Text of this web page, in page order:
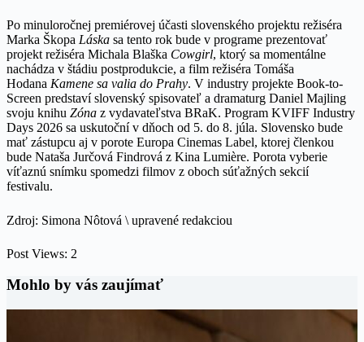
Po minuloročnej premiérovej účasti slovenského projektu režiséra
Marka Škopa Láska sa tento rok bude v programe prezentovať
projekt režiséra Michala Blaška Cowgirl, ktorý sa momentálne
nachádza v štádiu postprodukcie, a film režiséra Tomáša
Hodana Kamene sa valia do Prahy. V industry projekte Book-to-
Screen predstaví slovenský spisovateľ a dramaturg Daniel Majling
svoju knihu Zóna z vydavateľstva BRaK. Program KVIFF Industry
Days 2026 sa uskutoční v dňoch od 5. do 8. júla. Slovensko bude
mať zástupcu aj v porote Europa Cinemas Label, ktorej členkou
bude Nataša Jurčová Findrová z Kina Lumière. Porota vyberie
víťaznú snímku spomedzi filmov z oboch súťažných sekcií
festivalu.
Zdroj: Simona Nôtová \ upravené redakciou
Post Views: 2
Mohlo by vás zaujímať